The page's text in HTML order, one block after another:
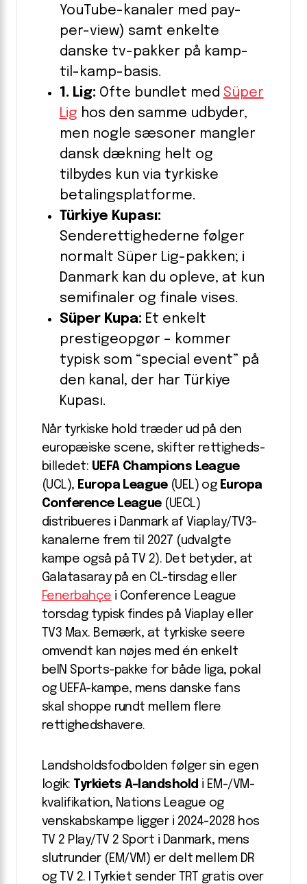
YouTube-kanaler med pay-
per-view) samt enkelte
danske tv-pakker på kamp-
til-kamp-basis.
1. Lig: Ofte bundlet med Süper
Lig hos den samme udbyder,
men nogle sæsoner mangler
dansk dækning helt og
tilbydes kun via tyrkiske
betalings­platforme.
Türkiye Kupası:
Senderettighederne følger
normalt Süper Lig-pakken; i
Danmark kan du opleve, at kun
semifinaler og finale vises.
Süper Kupa: Et enkelt
prestigeopgør – kommer
typisk som “special event” på
den kanal, der har Türkiye
Kupası.
Når tyrkiske hold træder ud på den
europæiske scene, skifter rettigheds­
billedet: UEFA Champions League
(UCL), Europa League(UEL) og Europa
Conference League(UECL)
distribueres i Danmark af Viaplay/TV3-
kanalerne frem til 2027 (udvalgte
kampe også på TV 2). Det betyder, at
Galatasaray på en CL-tirsdag eller
Fenerbahçe i Conference League
torsdag typisk findes på Viaplay eller
TV3 Max. Bemærk, at tyrkiske seere
omvendt kan nøjes med én enkelt
beIN Sports-pakke for både liga, pokal
og UEFA-kampe, mens danske fans
skal shoppe rundt mellem flere
rettighedshavere.
Landsholdsfodbolden følger sin egen
logik: Tyrkiets A-landshold i EM-/VM-
kvalifikation, Nations League og
venskabskampe ligger i 2024-2028 hos
TV 2 Play/TV 2 Sport i Danmark, mens
slutrunder (EM/VM) er delt mellem DR
og TV 2. I Tyrkiet sender TRT gratis over